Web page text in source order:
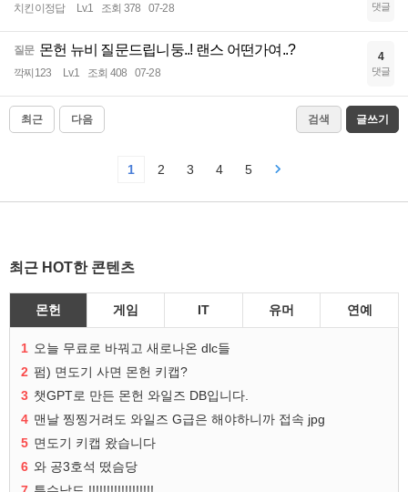
치킨이정답 Lv.1 조회 378 07-28 댓글
질문 몬헌 뉴비 질문드립니둥..! 랜스 어떤가여..?
깍찌123 Lv.1 조회 408 07-28
4
댓글
최근 다음 검색 글쓰기
1 2 3 4 5
최근 HOT한 콘텐츠
몬헌 게임 IT 유머 연예
1 오늘 무료로 바꿔고 새로나온 dlc들
2 펌) 면도기 사면 몬헌 키캡?
3 챗GPT로 만든 몬헌 와일즈 DB입니다.
4 맨날 찡찡거려도 와일즈 G급은 해야하니까 접속 jpg
5 면도기 키캡 왔습니다
6 와 공3호석 떴슴당